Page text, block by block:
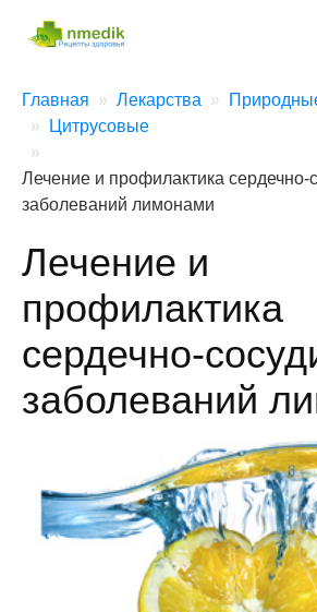
Главная Лекарства
Цитрусовые
Лечение и профилактика сердечно-
заболеваний лимонами
Лечение и
профилактика
сердечно-
заболеваний